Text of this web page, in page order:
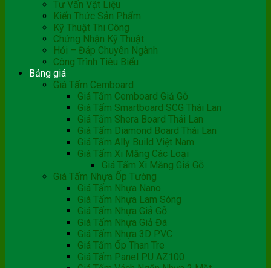
Tư Vấn Vật Liệu
Kiến Thức Sản Phẩm
Kỹ Thuật Thi Công
Chứng Nhận Kỹ Thuật
Hỏi – Đáp Chuyên Ngành
Công Trình Tiêu Biểu
Bảng giá
Giá Tấm Cemboard
Giá Tấm Cemboard Giả Gỗ
Giá Tấm Smartboard SCG Thái Lan
Giá Tấm Shera Board Thái Lan
Giá Tấm Diamond Board Thái Lan
Giá Tấm Ally Build Việt Nam
Giá Tấm Xi Măng Các Loại
Giá Tấm Xi Măng Giả Gỗ
Giá Tấm Nhựa Ốp Tường
Giá Tấm Nhựa Nano
Giá Tấm Nhựa Lam Sóng
Giá Tấm Nhựa Giả Gỗ
Giá Tấm Nhựa Giả Đá
Giá Tấm Nhựa 3D PVC
Giá Tấm Ốp Than Tre
Giá Tấm Panel PU AZ100